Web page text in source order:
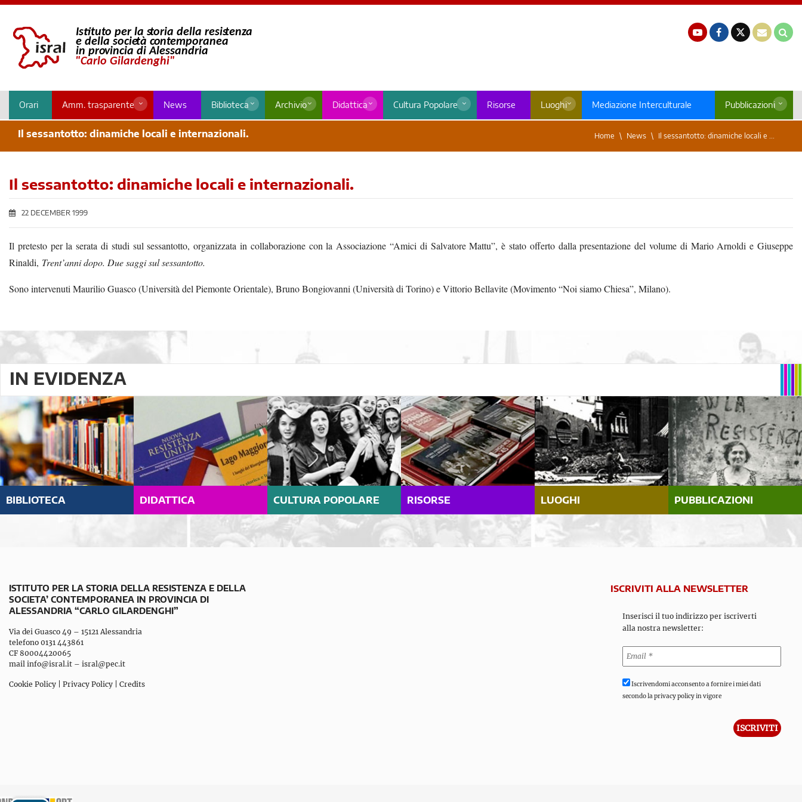
Orari Amm. trasparente News Biblioteca Archivio Didattica Cultura Popolare Risorse Luoghi Mediazione Interculturale Pubblicazioni
Il sessantotto: dinamiche locali e internazionali. Home News Il sessantotto: dinamiche locali e ...
Il sessantotto: dinamiche locali e internazionali.
22 DECEMBER 1999
Il pretesto per la serata di studi sul sessantotto, organizzata in collaborazione con la Associazione “Amici di Salvatore Mattu”, è stato offerto dalla presentazione del volume di Mario Arnoldi e Giuseppe
Rinaldi, Trent’anni dopo. Due saggi sul sessantotto.
Sono intervenuti Maurilio Guasco (Università del Piemonte Orientale), Bruno Bongiovanni (Università di Torino) e Vittorio Bellavite (Movimento “Noi siamo Chiesa”, Milano).
IN EVIDENZA
BIBLIOTECA DIDATTICA CULTURA POPOLARE RISORSE LUOGHI PUBBLICAZIONI
ISTITUTO PER LA STORIA DELLA RESISTENZA E DELLA
SOCIETA’ CONTEMPORANEA IN PROVINCIA DI
ALESSANDRIA “CARLO GILARDENGHI”
Via dei Guasco 49 – 15121 Alessandria
telefono 0131 443861
CF 80004420065
mail info@isral.it – isral@pec.it
Cookie Policy Privacy Policy Credits
ISCRIVITI ALLA NEWSLETTER
Inserisci il tuo indirizzo per iscriverti
alla nostra newsletter:
Iscrivendomi acconsento a fornire i miei dati
secondo la privacy policy in vigore